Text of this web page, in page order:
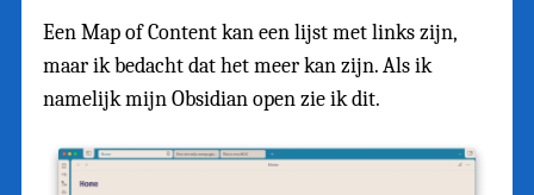
Een Map of Content kan een lijst met links zijn,
maar ik bedacht dat het meer kan zijn. Als ik
namelijk mijn Obsidian open zie ik dit.